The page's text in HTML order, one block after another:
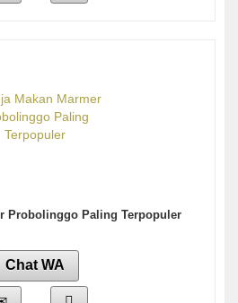
Probolinggo Paling Terpopuler
Chat WA